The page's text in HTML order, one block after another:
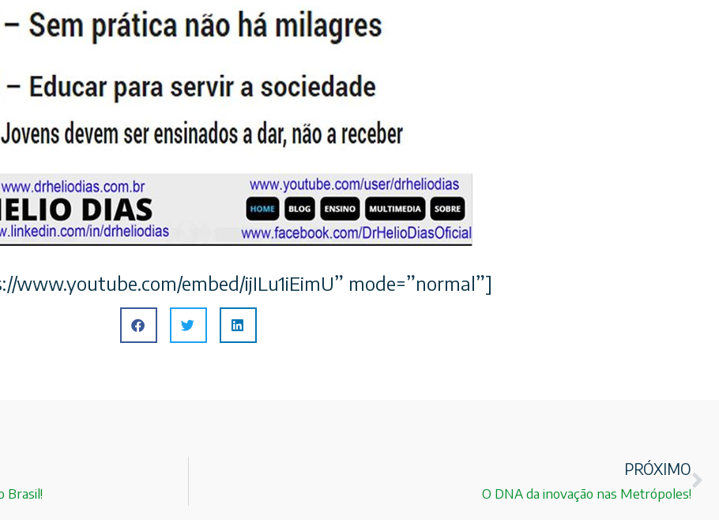
www.youtube.com/embed/ijILu1iEimU” mode=”normal”]
Brasil!
PRÓXIMO
O DNA da inovação nas Metrópoles!